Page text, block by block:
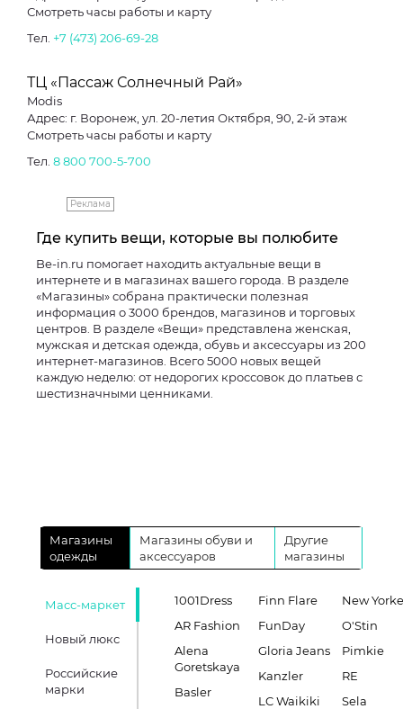
Смотреть часы работы и карту
Тел. +7 (473) 206-69-28
ТЦ «Пассаж Солнечный Рай»
Modis
Адрес: г. Воронеж, ул. 20-летия Октября, 90, 2-й этаж
Смотреть часы работы и карту
Тел. 8 800 700-5-700
Реклама
Где купить вещи, которые вы полюбите
Be-in.ru помогает находить актуальные вещи в
интернете и в магазинах вашего города. В разделе
«Магазины» собрана практически полезная
информация о 3000 брендов, магазинов и торговых
центров. В разделе «Вещи» представлена женская,
мужская и детская одежда, обувь и аксессуары из 200
интернет-магазинов. Всего 5000 новых вещей
каждую неделю: от недорогих кроссовок до платьев с
шестизначными ценниками.
Магазины
одежды
Магазины обуви и
аксессуаров
Другие
магазины
Масс-маркет
Новый люкс
Российские
марки
1001Dress
AR Fashion
Alena
Goretskaya
Basler
Finn Flare
FunDay
Gloria Jeans
Kanzler
LC Waikiki
New
O'Stin
Pimkie
RE
Sela